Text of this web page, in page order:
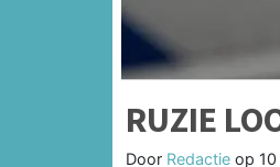
RUZIE
Door Redactie op